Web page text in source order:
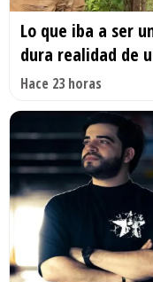
Lo que iba a ser
dura realidad de
Hace 23 horas